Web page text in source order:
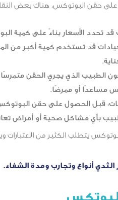
حقن البوتوكس، هناك بعض
قد تحدد الأسعار بناءً على
قد تستخدم كمية أكبر من
الطبيب الذي يجري الحقن
مساعدًا أو ممرضًا.
قبل الحصول على حقن
بأي مشاكل صحية أو أمراض
يتطلب الكثير من الاعتبارات
أنواع وتجارب ومدة الشفاء.